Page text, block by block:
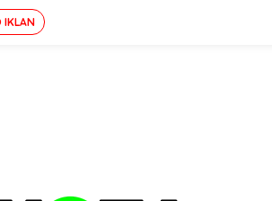
IKLAN